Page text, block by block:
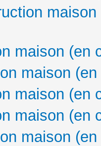
maison (en
maison
maison (en
maison (en
maison